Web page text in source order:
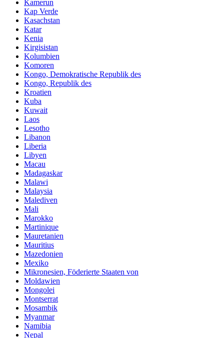
Kamerun
Kap Verde
Kasachstan
Katar
Kenia
Kirgisistan
Kolumbien
Komoren
Kongo, Demokratische Republik des
Kongo, Republik des
Kroatien
Kuba
Kuwait
Laos
Lesotho
Libanon
Liberia
Libyen
Macau
Madagaskar
Malawi
Malaysia
Malediven
Mali
Marokko
Martinique
Mauretanien
Mauritius
Mazedonien
Mexiko
Mikronesien, Föderierte Staaten von
Moldawien
Mongolei
Montserrat
Mosambik
Myanmar
Namibia
Nepal